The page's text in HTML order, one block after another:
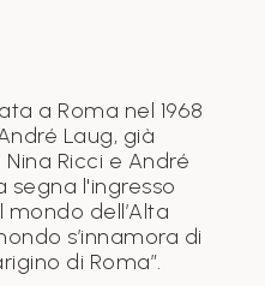
a Roma nel 1968
Laug, già
Ricci e André
segna l'ingresso
dell’Alta
s’innamora di
di Roma”.